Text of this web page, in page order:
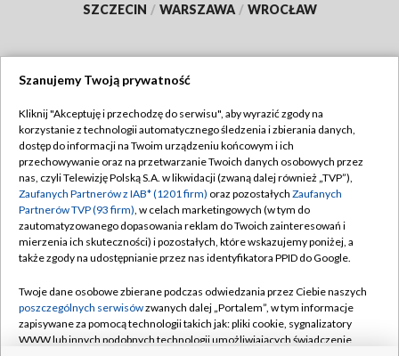
SZCZECIN / WARSZAWA / WROCŁAW
TVP
Abonament TVP
Emisja w TVP
Centrum informacji TVP
Naziemna Telewizja Cyfrowa
Rada Programowa
System NOS
Regulamin TVP
Polityka prywatności
Moje zgody
Pomoc
Kontakt
Szanujemy Twoją prywatność
Kliknij "Akceptuję i przechodzę do serwisu", aby wyrazić zgody na
korzystanie z technologii automatycznego śledzenia i zbierania danych,
dostęp do informacji na Twoim urządzeniu końcowym i ich
przechowywanie oraz na przetwarzanie Twoich danych osobowych przez
nas, czyli Telewizję Polską S.A. w likwidacji (zwaną dalej również „TVP”),
Zaufanych Partnerów z IAB* (1201 firm) oraz pozostałych Zaufanych
Partnerów TVP (93 firm), w celach marketingowych (w tym do
zautomatyzowanego dopasowania reklam do Twoich zainteresowań i
mierzenia ich skuteczności) i pozostałych, które wskazujemy poniżej, a
także zgody na udostępnianie przez nas identyfikatora PPID do Google.
Twoje dane osobowe zbierane podczas odwiedzania przez Ciebie naszych
poszczególnych serwisówzwanych dalej „Portalem”, w tym informacje
zapisywane za pomocą technologii takich jak: pliki cookie, sygnalizatory
WWW lub innych podobnych technologii umożliwiających świadczenie